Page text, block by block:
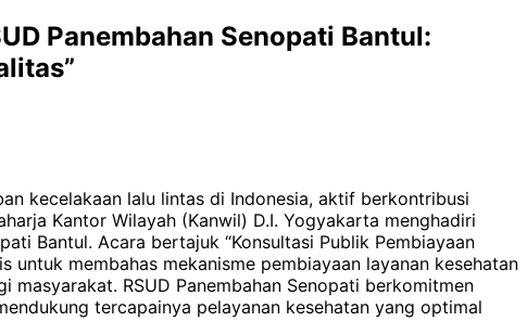
Panembahan Senopati Bantul:
kecelakaan lalu lintas di Indonesia, aktif berkontribusi
Kantor Wilayah (Kanwil) D.I. Yogyakarta menghadiri
Bantul. Acara bertajuk “Konsultasi Publik Pembiayaan
untuk membahas mekanisme pembiayaan layanan kesehatan
RSUD Panembahan Senopati berkomitmen
tercapainya pelayanan kesehatan yang optimal